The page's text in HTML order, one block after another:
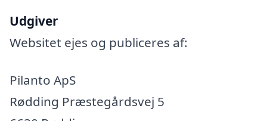
Udgiver
Websitet ejes og publiceres af:
Pilanto ApS
Rødding Præstegårdsvej 5